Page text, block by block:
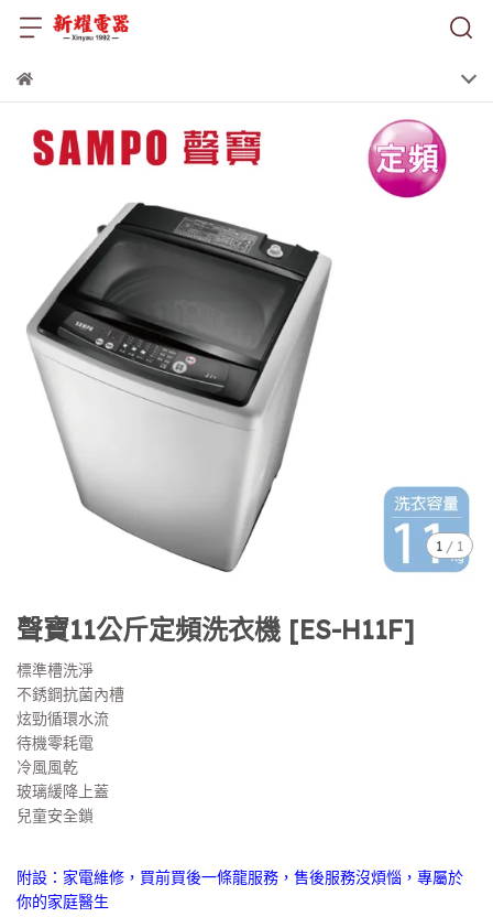
1 / 1
聲寶11公斤定頻洗衣機 [ES-H11F]
標準槽洗淨
不銹鋼抗菌內槽
炫勁循環水流
待機零耗電
冷風風乾
玻璃緩降上蓋
兒童安全鎖
附設：家電維修，買前買後一條龍服務，售後服務沒煩惱，專屬於
你的家庭醫生